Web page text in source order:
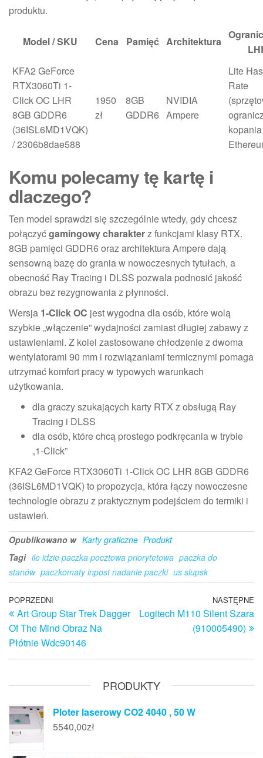
produktu.
Model / SKU Cena Pamięć Architektura
KFA2 GeForce
RTX3060Ti 1-
Click OC LHR
8GB GDDR6
(36ISL6MD1VQK)
/ 2306b8dae588
1950
zł
8GB
GDDR6
NVIDIA
Ampere
Lite
Rate
kopania
Komu polecamy tę kartę i
dlaczego?
Ten model sprawdzi się szczególnie wtedy, gdy chcesz
połączyćgamingowy charakterz funkcjami klasy RTX.
8GB pamięci GDDR6 oraz architektura Ampere dają
sensowną bazę do grania w nowoczesnych tytułach, a
obecność Ray Tracing i DLSS pozwala podnosić jakość
obrazu bez rezygnowania z płynności.
Wersja 1-Click OC jest wygodna dla osób, które wolą
szybkie „włączenie” wydajności zamiast długiej zabawy z
ustawieniami. Z kolei zastosowane chłodzenie z dwoma
wentylatorami 90 mm i rozwiązaniami termicznymi pomaga
utrzymać komfort pracy w typowych warunkach
użytkowania.
dla graczy szukających karty RTX z obsługą Ray
Tracing i DLSS
dla osób, które chcą prostego podkręcania w trybie
„1-Click”
KFA2 GeForce RTX3060Ti 1-Click OC LHR 8GB GDDR6
(36ISL6MD1VQK) to propozycja, która łączy nowoczesne
technologie obrazu z praktycznym podejściem do termiki i
ustawień.
Opublikowano w Karty graficzne Produkt
Tagi ile idzie paczka pocztowa priorytetowa paczka do
stanów paczkomaty inpost nadanie paczki us slupsk
Nawigacja
wpisu
Poprzedni
wpis
POPRZEDNI
Art Group Star Trek Dagger
Of The Mind Obraz Na
Płótnie Wdc90146
NASTĘPNE
Logitech M110 Silent Szara
(910005490)
PRODUKTY
Ploter laserowy CO2 4040 , 50 W
5540,00zł